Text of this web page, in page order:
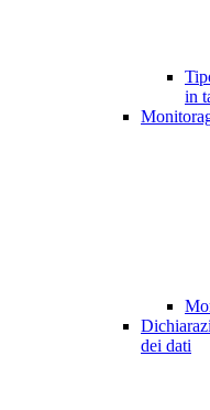
in
dei dati